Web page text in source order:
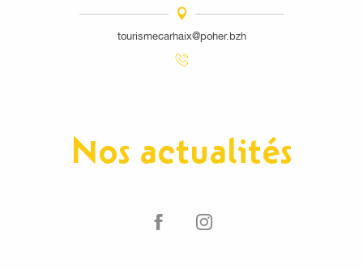
tourismecarhaix@poher.bzh
Nos actualités